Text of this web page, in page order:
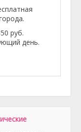
руб.
день.